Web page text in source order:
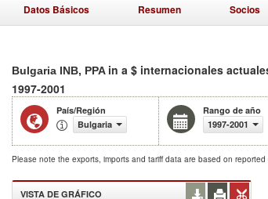
Datos Básicos Resumen Socios
Bulgaria INB, PPA in a $ internacionales
1997-2001
País/Región
Bulgaria
Rango de año
1997-2001
Please note the exports, imports and tariff data are based on
VISTA DE GRÁFICO